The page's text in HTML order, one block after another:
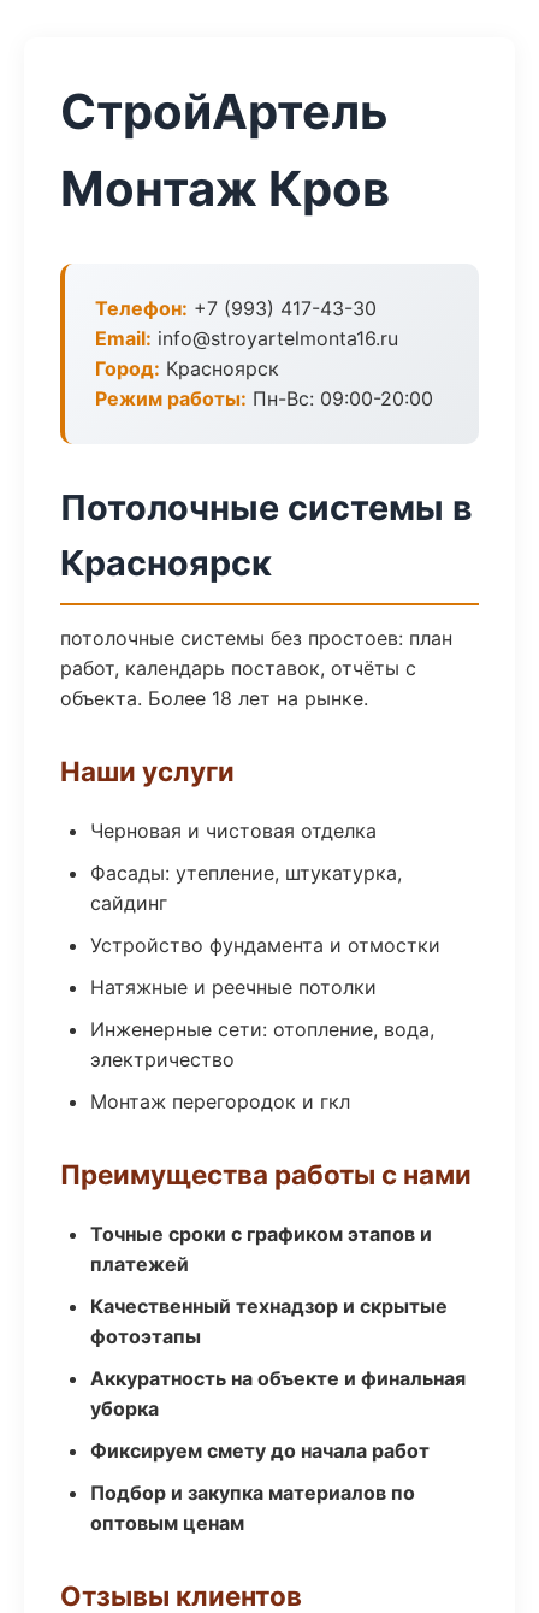
СтройАртель
Монтаж Кров
Телефон: +7 (993) 417-43-30
Email: info@stroyartelmonta16.ru
Город: Красноярск
Режим работы: Пн-Вс: 09:00-20:00
Потолочные системы в
Красноярск
потолочные системы без простоев: план
работ, календарь поставок, отчёты с
объекта. Более 18 лет на рынке.
Наши услуги
Черновая и чистовая отделка
Фасады: утепление, штукатурка,
сайдинг
Устройство фундамента и отмостки
Натяжные и реечные потолки
Инженерные сети: отопление, вода,
электричество
Монтаж перегородок и гкл
Преимущества работы с нами
Точные сроки с графиком этапов и
платежей
Качественный технадзор и скрытые
фотоэтапы
Аккуратность на объекте и финальная
уборка
Фиксируем смету до начала работ
Подбор и закупка материалов по
оптовым ценам
Отзывы клиентов